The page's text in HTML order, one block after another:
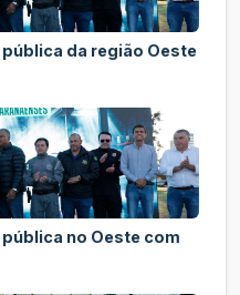
da região Oeste
no Oeste com